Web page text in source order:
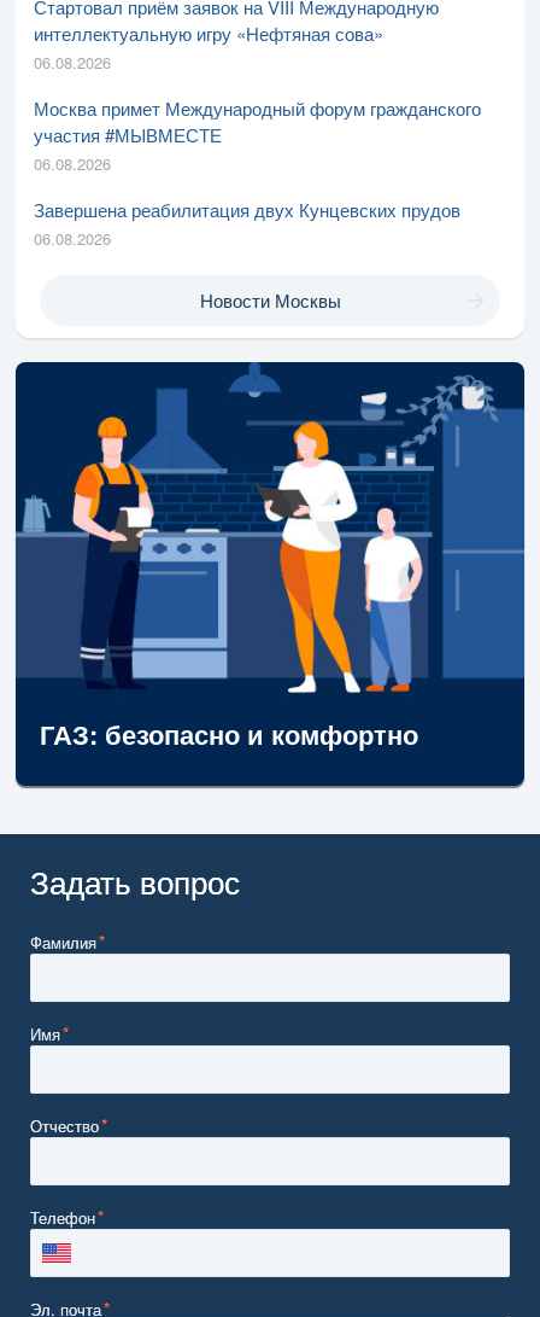
Стартовал приём заявок на VIII Международную
интеллектуальную игру «Нефтяная сова»
06.08.2026
Москва примет Международный форум гражданского
участия #МЫВМЕСТЕ
06.08.2026
Завершена реабилитация двух Кунцевских прудов
06.08.2026
Новости Москвы
ГАЗ: безопасно и комфортно